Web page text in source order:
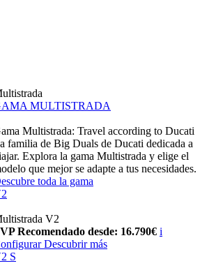
MULTISTRADA
Multistrada: Travel according to Ducati
familia de Big Duals de Ducati dedicada a
Explora la gama Multistrada y elige el
que mejor se adapte a tus necesidades.
toda la gama
V2
Recomendado desde: 16.790€ i
Descubrir más
S